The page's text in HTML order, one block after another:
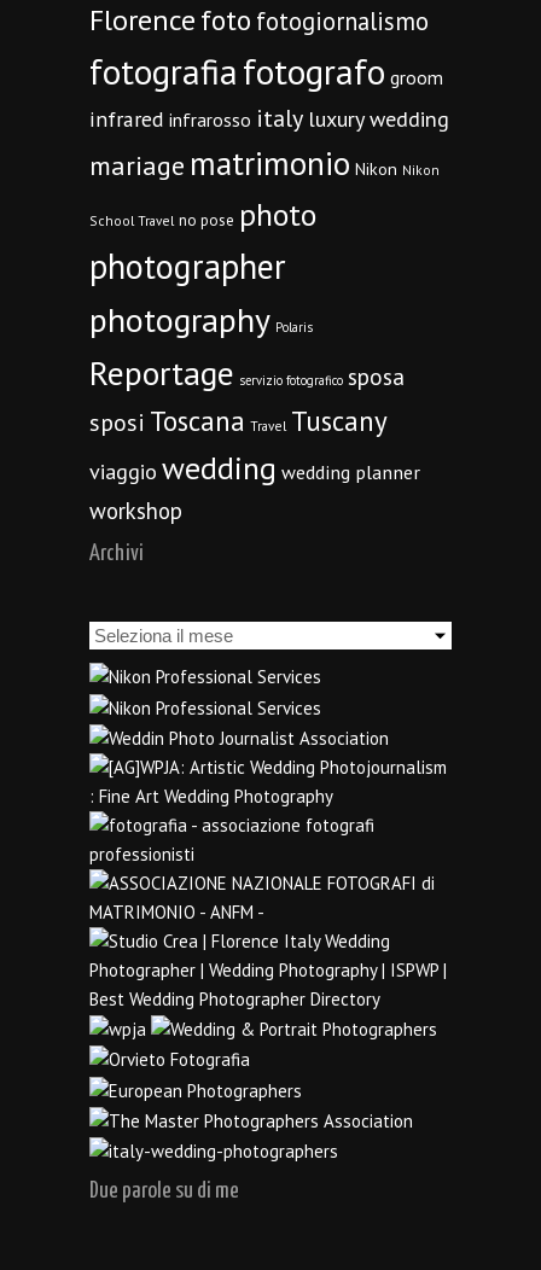
Florencefoto fotogiornalismo
fotografiafotografo groom
infrared infrarosso italy luxury wedding
mariage matrimonio Nikon Nikon
School Travel no pose photo
photographer
photography Polaris
Reportage servizio fotografico sposa
sposi Toscana Travel Tuscany
viaggio wedding wedding planner
workshop
Archivi
Archivi
Due parole su di me